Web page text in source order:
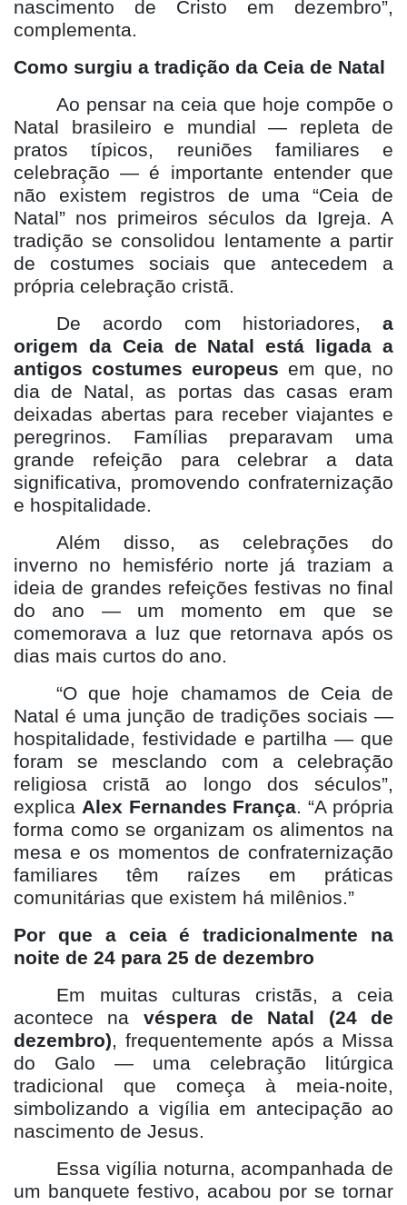
nascimento de Cristo em dezembro”,
complementa.
Como surgiu a tradição da Ceia de Natal
Ao pensar na ceia que hoje compõe o
Natal brasileiro e mundial — repleta de
pratos típicos, reuniões familiares e
celebração — é importante entender que
não existem registros de uma “Ceia de
Natal” nos primeiros séculos da Igreja. A
tradição se consolidou lentamente a partir
de costumes sociais que antecedem a
própria celebração cristã.
De acordo com historiadores, a
origem da Ceia de Natal está ligada a
antigos costumes europeus em que, no
dia de Natal, as portas das casas eram
deixadas abertas para receber viajantes e
peregrinos. Famílias preparavam uma
grande refeição para celebrar a data
significativa, promovendo confraternização
e hospitalidade.
Além disso, as celebrações do
inverno no hemisfério norte já traziam a
ideia de grandes refeições festivas no final
do ano — um momento em que se
comemorava a luz que retornava após os
dias mais curtos do ano.
“O que hoje chamamos de Ceia de
Natal é uma junção de tradições sociais —
hospitalidade, festividade e partilha — que
foram se mesclando com a celebração
religiosa cristã ao longo dos séculos”,
explica Alex Fernandes França. “A própria
forma como se organizam os alimentos na
mesa e os momentos de confraternização
familiares têm raízes em práticas
comunitárias que existem há milênios.”
Por que a ceia é tradicionalmente na
noite de 24 para 25 de dezembro
Em muitas culturas cristãs, a ceia
acontece na véspera de Natal (24 de
dezembro), frequentemente após a Missa
do Galo — uma celebração litúrgica
tradicional que começa à meia-noite,
simbolizando a vigília em antecipação ao
nascimento de Jesus.
Essa vigília noturna, acompanhada de
um banquete festivo, acabou por se tornar